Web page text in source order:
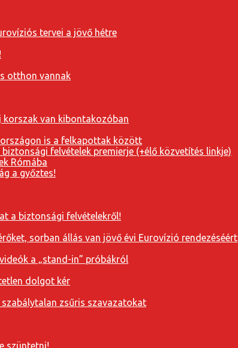
tervei a jövő hétre
otthon vannak
korszak van kibontakozóban
is a felkapottak között
felvételek premierje (+élő közvetítés linkje)
Rómába
a győztes!
a biztonsági felvételekről!
sorban állás van jövő évi Eurovízió rendezéséért
a „stand-in” próbákról
dolgot kér
szabálytalan zsűris szavazatokat
szüntetni!